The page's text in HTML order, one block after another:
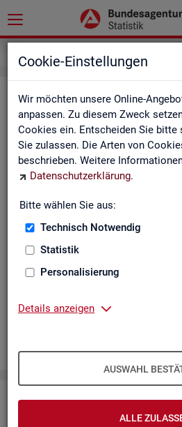
Cookie-Einstellungen
Wir möchten unsere Online-
anpassen. Zu diesem Zweck
Cookies ein. Entscheiden Sie bitte
Sie zulassen. Die Arten von
beschrieben. Weitere
Datenschutzerklärung.
Bitte wählen Sie aus:
Technisch Notwendig
Statistik
Personalisierung
Details anzeigen
AUSWAHL
ALLE
In­for­ma­tio­nen in
Hier fin­den Sie unser
Video-
er
Er­klä­rung zur